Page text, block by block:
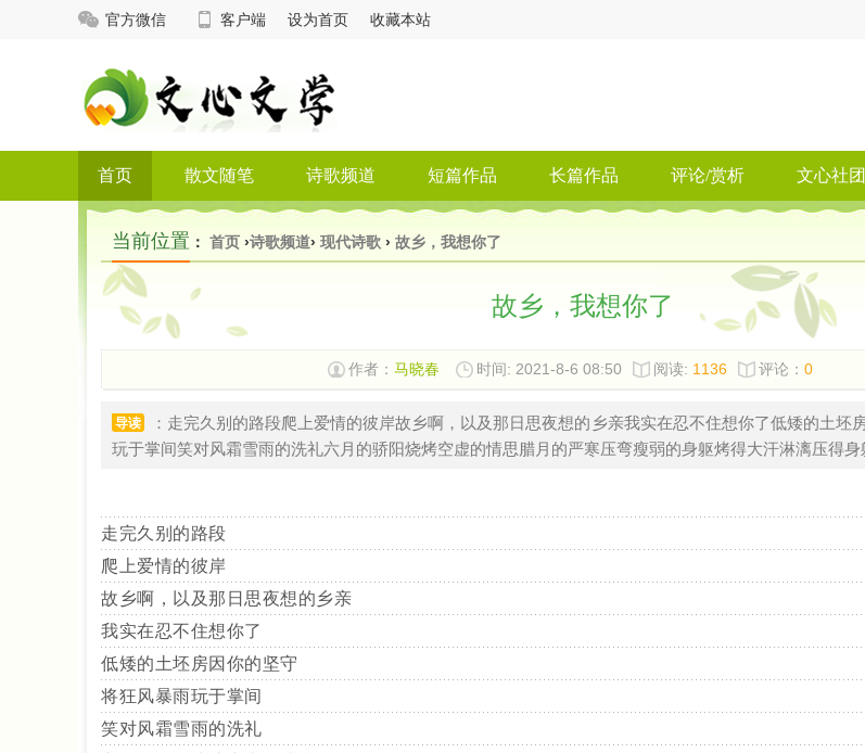
官方微信 客户端 设为首页 收藏本站
首页 散文随笔 诗歌频道 短篇作品 长篇作品 评论/赏析 文心社团
当前位置 ： 首页 ›诗歌频道› 现代诗歌 › 故乡，我想你了
故乡，我想你了
作者： 马晓春 时间: 2021-8-6 08:50 阅读: 1136 评论： 0
导读
：走完久别的路段爬上爱情的彼岸故乡啊，以及那日思夜想的乡亲我实在忍不住想你了低矮的土坯
玩于掌间笑对风霜雪雨的洗礼六月的骄阳烧烤空虚的情思腊月的严寒压弯瘦弱的身躯烤得大汗淋漓压得身
走完久别的路段
爬上爱情的彼岸
故乡啊，以及那日思夜想的乡亲
我实在忍不住想你了
低矮的土坯房因你的坚守
将狂风暴雨玩于掌间
笑对风霜雪雨的洗礼